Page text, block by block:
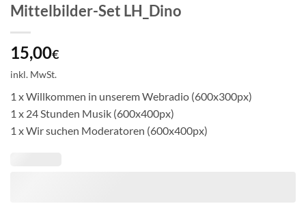
Mittelbilder-Set LH_Dino
15,00€
inkl. MwSt.
1 x Willkommen in unserem Webradio (600x300px)
1 x 24 Stunden Musik (600x400px)
1 x Wir suchen Moderatoren (600x400px)